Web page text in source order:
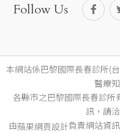
Follow Us
本網站係巴黎國際長春診所(
醫療
各縣市之巴黎國際長春診
訊，請
由蘋果網頁設計負責網站資